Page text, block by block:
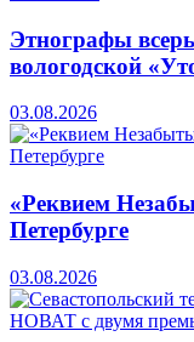
Этнографы
вологодской
03.08.2026
«Реквием
Петербурге
03.08.2026